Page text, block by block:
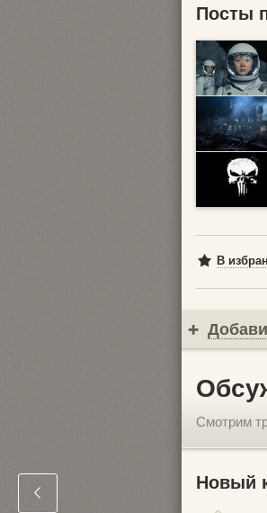
Посты
В
Смотрим
Новый